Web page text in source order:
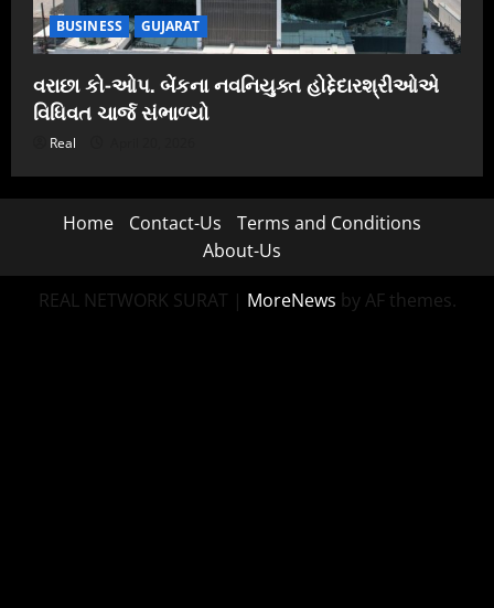
BUSINESS GUJARAT
વરાછા કો-ઓપ. બેંકના નવનિયુક્ત હોદ્દેદારશ્રીઓએ
વિધિવત ચાર્જ સંભાળ્યો
Real
Home Contact-Us
Terms and Conditions
About-Us
REAL NETWORK SURAT | MoreNews by AF themes.